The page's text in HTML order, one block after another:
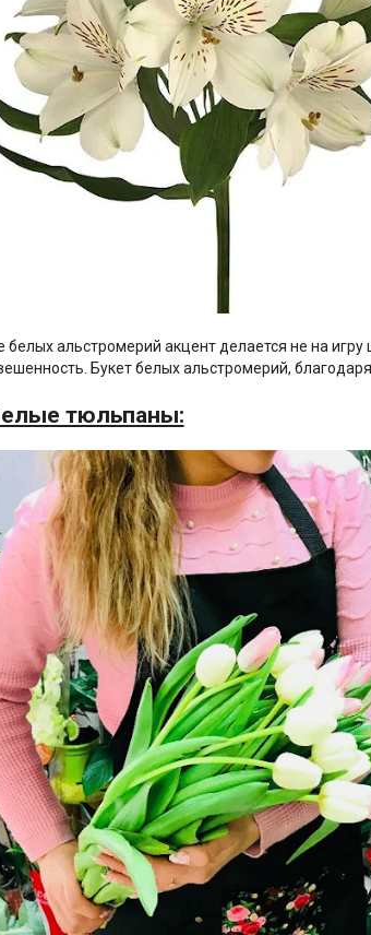
белых альстромерий акцент делается не на
Букет белых альстромерий,
тюльпаны: